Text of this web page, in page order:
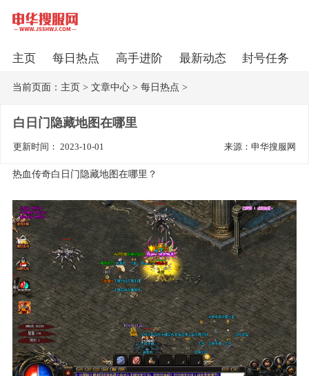
主页 每日热点 高手进阶 最新动态 封号任务
当前页面： 主页> 文章中心> 每日热点 >
白日门隐藏地图在哪里
更新时间： 2023-10-01 来源：申华搜服网
热血传奇白日门隐藏地图在哪里？